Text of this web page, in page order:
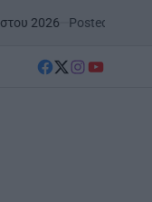
byAgrinioStoriesPOSTED
ΣΤΗΝ
facebook
Twitter
instagram
YouTube